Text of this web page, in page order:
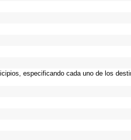
especificando cada uno de los